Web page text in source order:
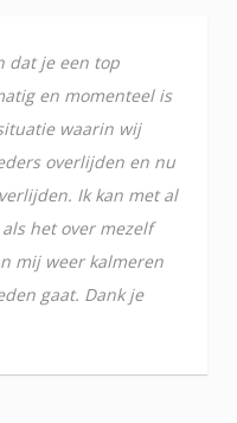
dat je een top
en momenteel is
waarin wij
overlijden en nu
Ik kan met al
het over mezelf
mij weer kalmeren
gaat. Dank je